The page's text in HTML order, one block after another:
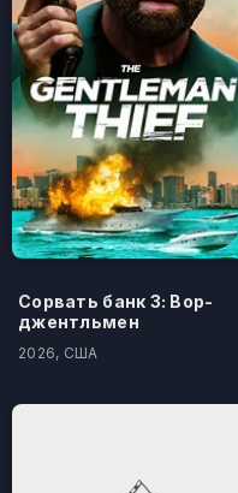
Сорвать банк 3: Вор-
джентльмен
2026, США